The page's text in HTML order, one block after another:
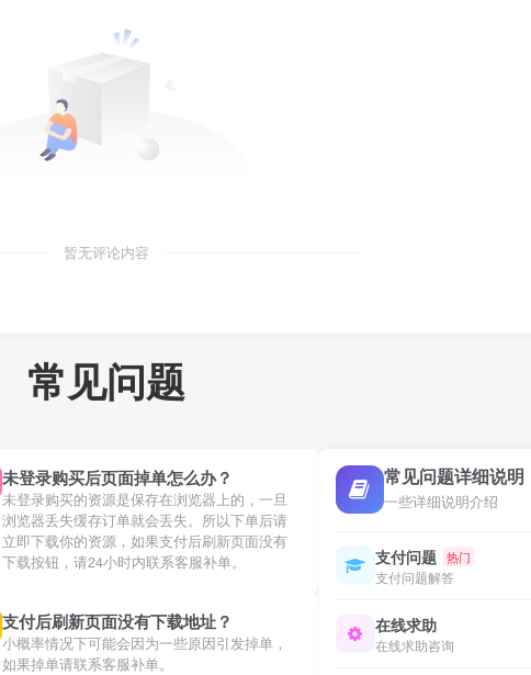
暂无评论内容
常见问题
未登录购买后页面掉单怎么办？
未登录购买的资源是保存在浏览器上的，一旦
浏览器丢失缓存订单就会丢失。所以下单后请
立即下载你的资源，如果支付后刷新页面没有
下载按钮，请24小时内联系客服补单。
支付后刷新页面没有下载地址？
小概率情况下可能会因为一些原因引发掉单，
如果掉单请联系客服补单。
常见问题详细说明
一些详细说明介绍
支付问题 热门
支付问题解答
在线求助
在线求助咨询